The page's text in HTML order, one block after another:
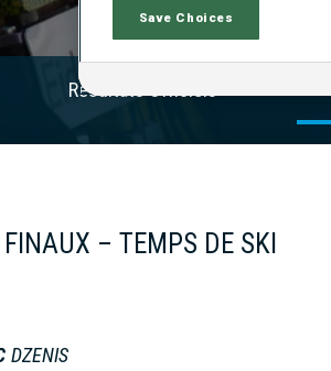
Résultats Officiels
FINAUX – TEMPS DE SKI
DZENIS
Save Choices